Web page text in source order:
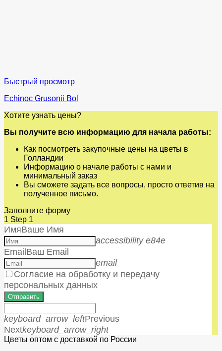
Быстрый просмотр
Echinoc Grusonii Bol
Хотите узнать цены?
Вы получите всю информацию для начала работы:
Как посмотреть закупочные цены на цветы в
Голландии
Информацию о начале работы с нами и
минимальный заказ
Вы сможете задать все вопросы, просто ответив на
полученное письмо.
Заполните форму
1 Step 1
ИмяВаше Имя
accessibility e84e
EmailВаш Email
email
Согласие на обработку и передачу
персональных данных
Отправить
keyboard_arrow_leftPrevious
Nextkeyboard_arrow_right
Цветы оптом с доставкой по России